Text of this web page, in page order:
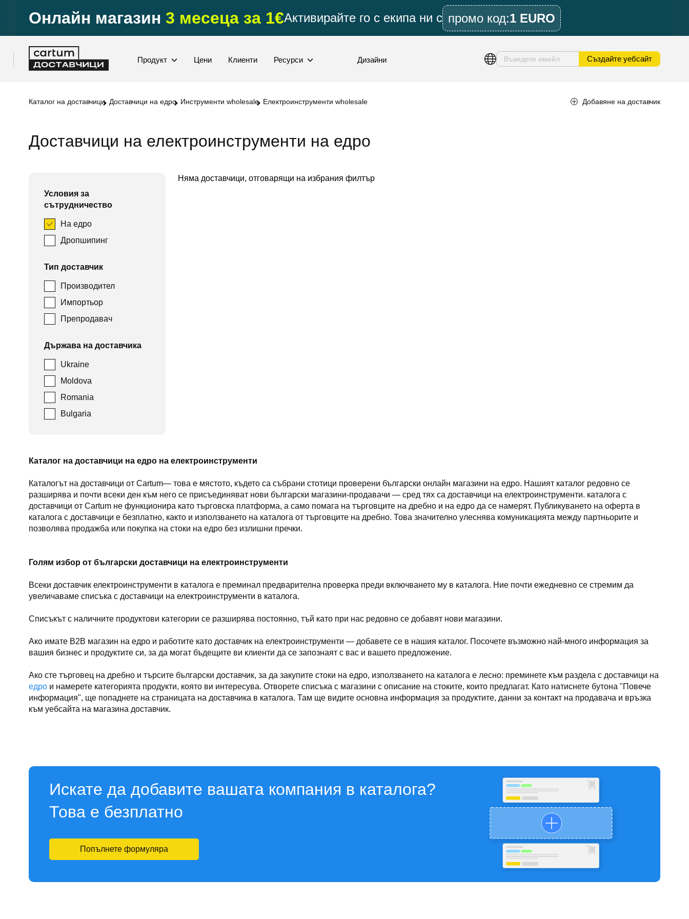
Онлайн магазин 3 месеца за 1€Активирайте го с екипа ни с промо код:1 EURO
Продукт Цени Клиенти Ресурси Дизайни Създайте уебсайт
Каталог на доставчици Доставчици на едро Инструменти wholesale Електроинструменти wholesale Добавяне на доставчик
Доставчици на електроинструменти на едро
Условия за
сътрудничество
На едро
Дропшипинг
Тип доставчик
Производител
Импортьор
Препродавач
Държава на доставчика
Ukraine
Moldova
Romania
Bulgaria
Няма доставчици, отговарящи на избрания филтър
Каталог на доставчици на едро на електроинструменти
Каталогът на доставчици от Cartum— това е мястото, където са събрани стотици проверени български онлайн магазини на едро. Нашият каталог редовно се
разширява и почти всеки ден към него се присъединяват нови български магазини-продавачи — сред тях са доставчици на електроинструменти. каталога с
доставчици от Cartum не функционира като търговска платформа, а само помага на търговците на дребно и на едро да се намерят. Публикуването на оферта в
каталога с доставчици е безплатно, както и използването на каталога от търговците на дребно. Това значително улеснява комуникацията между партньорите и
позволява продажба или покупка на стоки на едро без излишни пречки.
Голям избор от български доставчици на електроинструменти
Всеки доставчик електроинструменти в каталога е преминал предварителна проверка преди включването му в каталога. Ние почти ежедневно се стремим да
увеличаваме списъка с доставчици на електроинструменти в каталога.
Списъкът с наличните продуктови категории се разширява постоянно, тъй като при нас редовно се добавят нови магазини.
Ако имате B2B магазин на едро и работите като доставчик на електроинструменти — добавете се в нашия каталог. Посочете възможно най-много информация за
вашия бизнес и продуктите си, за да могат бъдещите ви клиенти да се запознаят с вас и вашето предложение.
Ако сте търговец на дребно и търсите български доставчик, за да закупите стоки на едро, използването на каталога е лесно: преминете към раздела с доставчици на
едро и намерете категорията продукти, която ви интересува. Отворете списъка с магазини с описание на стоките, които предлагат. Като натиснете бутона "Повече
информация", ще попаднете на страницата на доставчика в каталога. Там ще видите основна информация за продуктите, данни за контакт на продавача и връзка
към уебсайта на магазина доставчик.
Искате да добавите вашата компания в каталога?
Това е безплатно
Попълнете формуляра